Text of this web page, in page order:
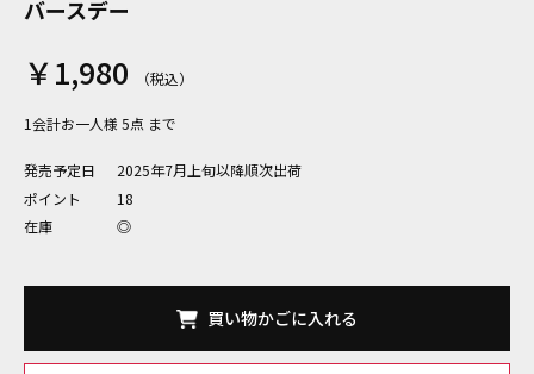
バースデー
￥1,980
1会計お一人様 5点 まで
発売予定日
2025年7月上旬以降順次出荷
ポイント
18
在庫
◎
買い物かごに入れる